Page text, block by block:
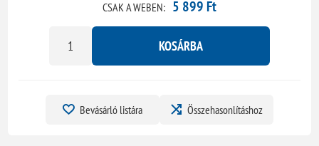
CSAK A WEBEN: 5 899 Ft
KOSÁRBA
Bevásárló listára Összehasonlításhoz